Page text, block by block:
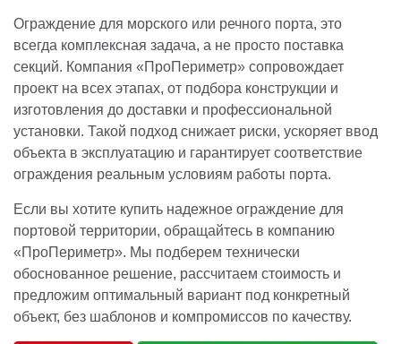
Ограждение для морского или речного порта, это
всегда комплексная задача, а не просто поставка
секций. Компания «ПроПериметр» сопровождает
проект на всех этапах, от подбора конструкции и
изготовления до доставки и профессиональной
установки. Такой подход снижает риски, ускоряет ввод
объекта в эксплуатацию и гарантирует соответствие
ограждения реальным условиям работы порта.
Если вы хотите купить надежное ограждение для
портовой территории, обращайтесь в компанию
«ПроПериметр». Мы подберем технически
обоснованное решение, рассчитаем стоимость и
предложим оптимальный вариант под конкретный
объект, без шаблонов и компромиссов по качеству.